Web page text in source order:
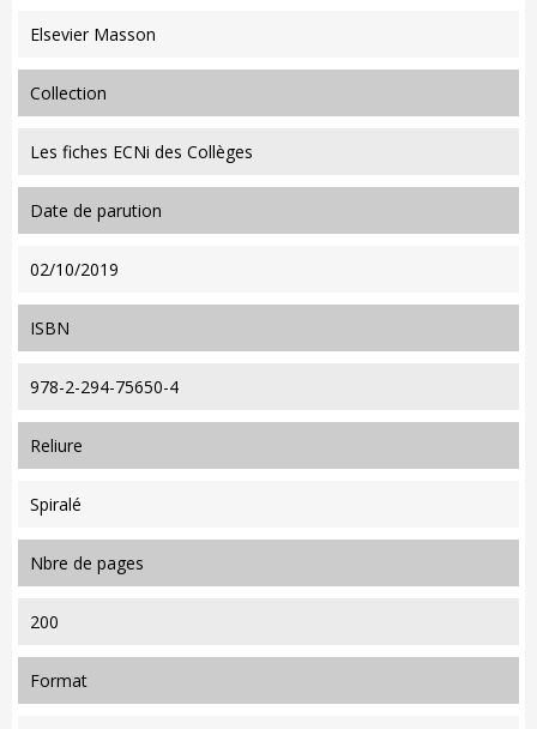
Elsevier Masson
collection
Les fiches ECNi des Collèges
date de parution
02/10/2019
ISBN
978-2-294-75650-4
reliure
Spiralé
nbre de pages
200
format